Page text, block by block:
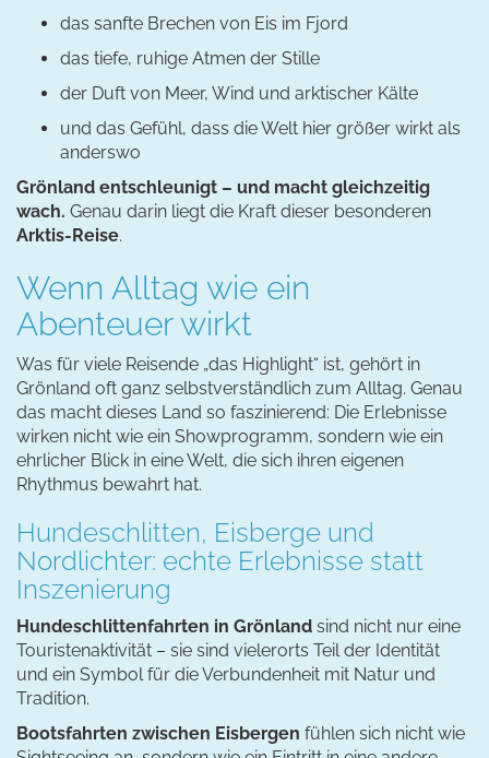
das sanfte Brechen von Eis im Fjord
das tiefe, ruhige Atmen der Stille
der Duft von Meer, Wind und arktischer Kälte
und das Gefühl, dass die Welt hier größer wirkt als
anderswo
Grönland entschleunigt – und macht gleichzeitig
wach. Genau darin liegt die Kraft dieser besonderen
Arktis-Reise.
Wenn Alltag wie ein
Abenteuer wirkt
Was für viele Reisende „das Highlight“ ist, gehört in
Grönland oft ganz selbstverständlich zum Alltag. Genau
das macht dieses Land so faszinierend: Die Erlebnisse
wirken nicht wie ein Showprogramm, sondern wie ein
ehrlicher Blick in eine Welt, die sich ihren eigenen
Rhythmus bewahrt hat.
Hundeschlitten, Eisberge und
Nordlichter: echte Erlebnisse statt
Inszenierung
Hundeschlittenfahrten in Grönland sind nicht nur eine
Touristenaktivität – sie sind vielerorts Teil der Identität
und ein Symbol für die Verbundenheit mit Natur und
Tradition.
Bootsfahrten zwischen Eisbergen fühlen sich nicht wie